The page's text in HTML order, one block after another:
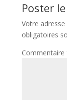
Poster
Votre
obligatoires
Commentaire